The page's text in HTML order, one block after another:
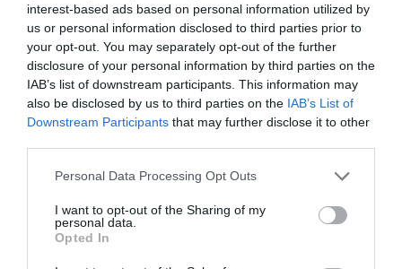
interest-based ads based on personal information utilized by
us or personal information disclosed to third parties prior to
your opt-out. You may separately opt-out of the further
disclosure of your personal information by third parties on the
IAB’s list of downstream participants. This information may
also be disclosed by us to third parties on the IAB’s List of
Downstream Participants that may further disclose it to other
Personal Data Processing Opt Outs
I want to opt-out of the Sharing of my
personal data.
Opted In
F: Sind die Daten meiner Kreditkarte sicher?
Ihre Daten werden von uns über einen sicheren Server
übermittelt. Die Daten werden auf unseren Servern nicht gespeichert
und werden in verschlüsselter Form und auf sicherem Wege
(Verschlüsselungstechnik SSL) an die Gesellschaft weitergeleitet, die
die Buchung mit dem Hotel abwickelt.
Hotelinformation unter „Allgemeine Beschreibung“ >
„Aufenthaltsbedingungen“.